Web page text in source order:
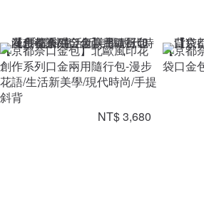
【京都奈口金包】北歐風印花
創作系列口金兩用隨行包-漫步
花語/生活新美學/現代時尚/手提
斜背
NT$ 3,680
【京都
袋口金